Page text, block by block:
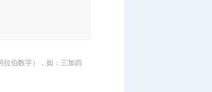
拉伯数字），如：三加四